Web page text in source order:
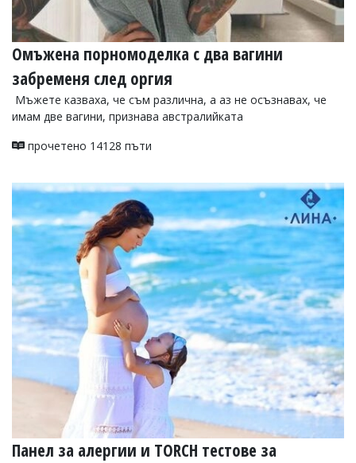
Омъжена порномоделка с два вагини
забременя след оргия
Мъжете казваха, че съм различна, а аз не осъзнавах, че
имам две вагини, признава австралийката
прочетено 14128 пъти
Панел за алергии и TORCH тестове за